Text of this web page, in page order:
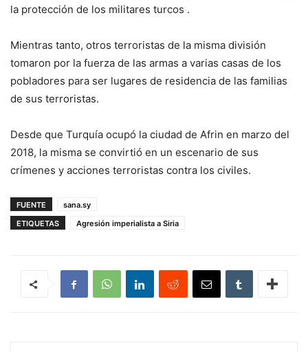
la protección de los militares turcos .
Mientras tanto, otros terroristas de la misma división
tomaron por la fuerza de las armas a varias casas de los
pobladores para ser lugares de residencia de las familias
de sus terroristas.
Desde que Turquía ocupó la ciudad de Afrin en marzo del
2018, la misma se convirtió en un escenario de sus
crímenes y acciones terroristas contra los civiles.
FUENTE
sana.sy
ETIQUETAS
Agresión imperialista a Siria